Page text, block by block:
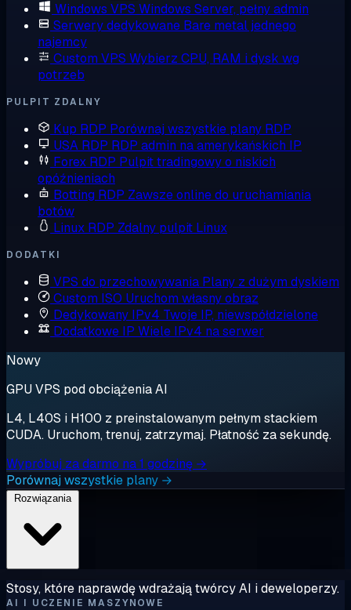
Windows VPS Windows Server, pełny admin
Serwery dedykowane Bare metal jednego
najemcy
Custom VPS Wybierz CPU, RAM i dysk wg
potrzeb
PULPIT ZDALNY
Kup RDP Porównaj wszystkie plany RDP
USA RDP RDP admin na amerykańskich IP
Forex RDP Pulpit tradingowy o niskich
opóźnieniach
Botting RDP Zawsze online do uruchamiania
botów
Linux RDP Zdalny pulpit Linux
DODATKI
VPS do przechowywania Plany z dużym dyskiem
Custom ISO Uruchom własny obraz
Dedykowany IPv4 Twoje IP, niewspółdzielone
Dodatkowe IP Wiele IPv4 na serwer
Nowy
GPU VPS pod obciążenia AI
L4, L40S i H100 z preinstalowanym pełnym stackiem
CUDA. Uruchom, trenuj, zatrzymaj. Płatność za sekundę.
Wypróbuj za darmo na 1 godzinę →
Porównaj wszystkie plany →
Rozwiązania
Stosy, które naprawdę wdrażają twórcy AI i deweloperzy.
AI I UCZENIE MASZYNOWE